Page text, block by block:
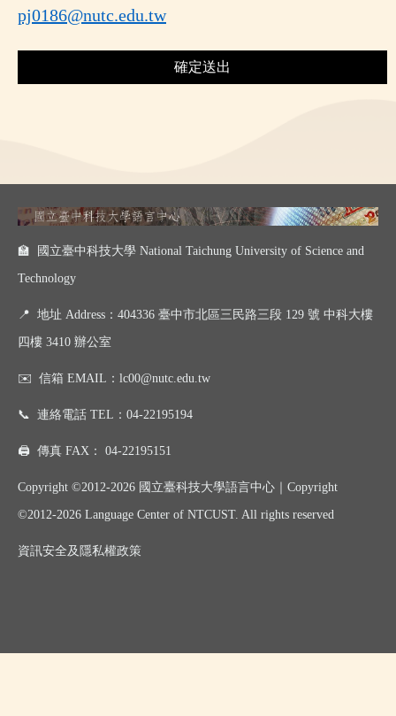
pj0186@nutc.edu.tw
確定送出
🏫 國立臺中科技大學 National Taichung University of Science and
Technology
📍 地址 Address：404336 臺中市北區三民路三段 129 號 中科大樓
四樓 3410 辦公室
✉️ 信箱 EMAIL： lc00@nutc.edu.tw
📞 連絡電話 TEL： 04-22195194
🖨️ 傳真 FAX： 04-22195151
Copyright ©2012-2026 國立臺科技大學語言中心｜ Copyright
©2012-2026 Language Center of NTCUST. All rights reserved
資訊安全及 隱私權政策